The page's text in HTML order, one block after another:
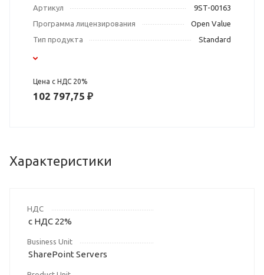
Артикул
9ST-00163
Программа лицензирования
Open Value
Тип продукта
Standard
Цена с НДС 20%
102 797,75 ₽
Характеристики
НДС
с НДС 22%
Business Unit
SharePoint Servers